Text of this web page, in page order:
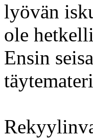
lyövän
ole
Ensin